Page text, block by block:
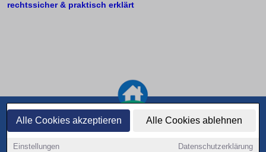
Alle Cookies akzeptieren Alle Cookies ablehnen
Einstellungen Datenschutzerklärung
rechtssicher & praktisch erklärt
Orte im Umkreis